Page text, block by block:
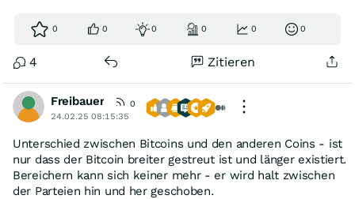
0 0 0 0 0 0
4 Zitieren
Freibauer
0
24.02.25 08:15:35
Unterschied zwischen Bitcoins und den anderen Coins - ist
nur dass der Bitcoin breiter gestreut ist und länger existiert.
Bereichern kann sich keiner mehr - er wird halt zwischen
der Parteien hin und her geschoben.